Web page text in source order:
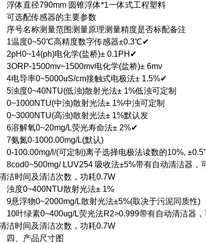
直径790mm 圆锥浮体*1一体式工程塑料
配传感器的主要参数
名称测量范围测量原理测量精度是否标配备注
度0~50℃高精度数字传感器±0.3℃✔
电化学(盐桥)± 0.1PH✔
1500mv~1500mv电化学(盐桥)± 6mv
导率0~5000uS/cm接触式电极法± 1.5%✔
度0~40NTU(低浊)散射光法± 1%低浊可定制
中浊)散射光法± 1%中浊可定制
高浊)散射光法± 1%默认发
解氧0~20mg/L荧光寿命法± 2%✔
氮0-1000.00mg/L(默认)
l/(可定制)离子选择电极法读数的10%,
LUV254 吸收法±5%带有自动清洁器，
洁时间及清洁次数，功耗0.7W
0~400NTU散射光法± 1%
浮物0~2000mg/L散射光法±5%(取决于污泥同质性)
绿素0~400ug/L荧光法R2>0.999带有自动清洁器，
洁时间及清洁次数，功耗0.7W
产品尺寸图